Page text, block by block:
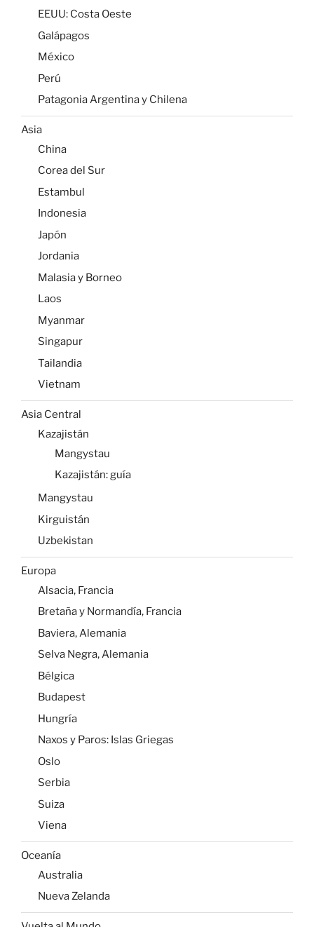
EEUU: Costa Oeste
Galápagos
México
Perú
Patagonia Argentina y Chilena
Asia
China
Corea del Sur
Estambul
Indonesia
Japón
Jordania
Malasia y Borneo
Laos
Myanmar
Singapur
Tailandia
Vietnam
Asia Central
Kazajistán
Mangystau
Kazajistán: guía
Mangystau
Kirguistán
Uzbekistan
Europa
Alsacia, Francia
Bretaña y Normandía, Francia
Baviera, Alemania
Selva Negra, Alemania
Bélgica
Budapest
Hungría
Naxos y Paros: Islas Griegas
Oslo
Serbia
Suiza
Viena
Oceanía
Australia
Nueva Zelanda